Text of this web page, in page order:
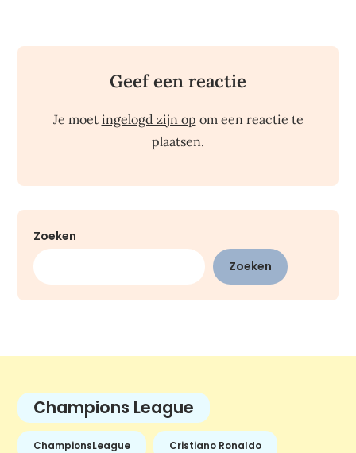
Geef een reactie
Je moet ingelogd zijn op om een reactie te
plaatsen.
Zoeken
Zoeken
Champions League
ChampionsLeague Cristiano Ronaldo